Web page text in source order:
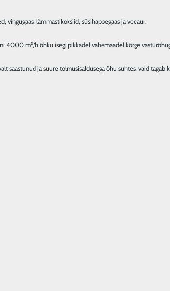
lämmastikoksiid, süsihappegaas ja veeaur.
m³/h õhku isegi pikkadel vahemaadel kõrge
ja suure tolmusisaldusega õhu suhtes, vaid tagab